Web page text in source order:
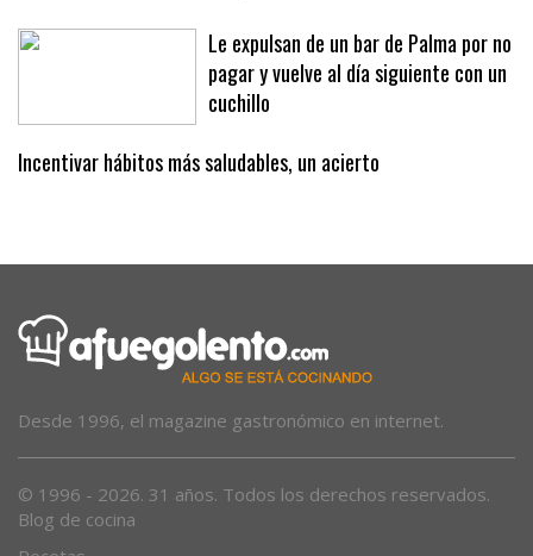
Le expulsan de un bar de Palma por no
pagar y vuelve al día siguiente con un
cuchillo
Incentivar hábitos más saludables, un acierto
Desde 1996, el magazine gastronómico en internet.
© 1996 - 2026. 31 años. Todos los derechos reservados.
Blog de cocina